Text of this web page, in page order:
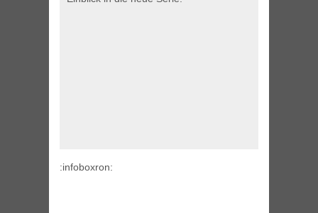
:infoboxron: